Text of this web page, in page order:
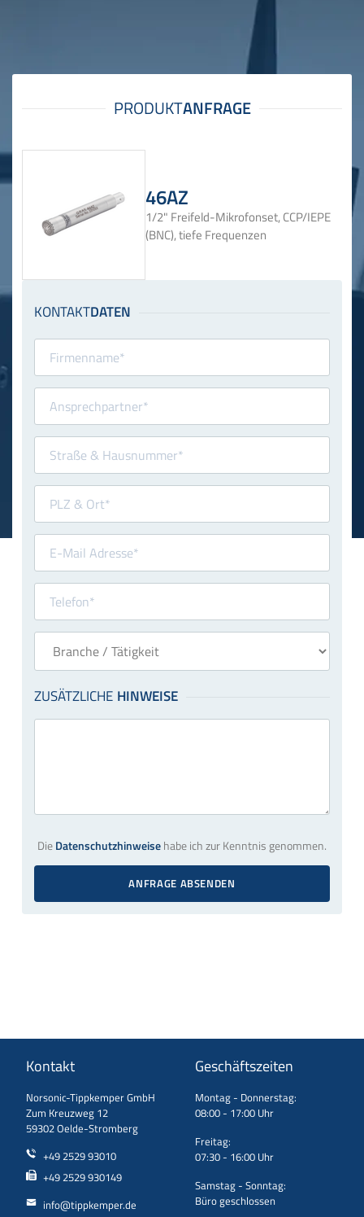
46AZ
1/2" Freifeld-Mikrofonset, CCP/IEPE
(BNC), tiefe Frequenzen
DieDatenschutzhinweisehabe ich zur Kenntnis genommen.
ANFRAGE ABSENDEN
Kontakt
Norsonic-Tippkemper GmbH
Zum Kreuzweg 12
59302 Oelde-Stromberg
+49 2529 93010
+49 2529 930149
info@tippkemper.de
Geschäftszeiten
Montag - Donnerstag:
08:00 - 17:00 Uhr
Freitag:
07:30 - 16:00 Uhr
Samstag - Sonntag:
Büro geschlossen